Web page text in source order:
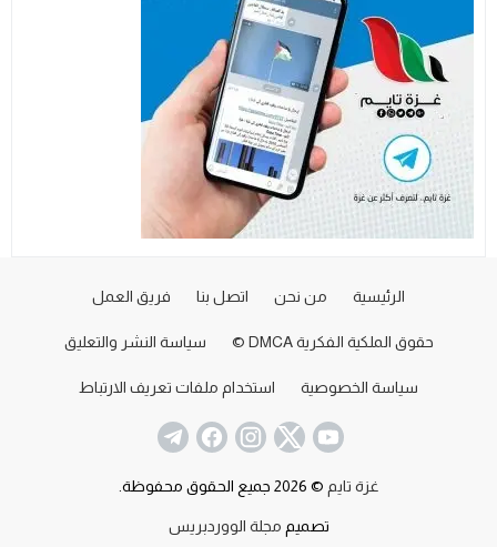
الرئيسية من نحن اتصل بنا فريق العمل
حقوق الملكية الفكرية DMCA © سياسة النشر والتعليق
سياسة الخصوصية استخدام ملفات تعريف الارتباط
غزة تايم © 2026 جميع الحقوق محفوظة.
تصميم مجلة الووردبريس